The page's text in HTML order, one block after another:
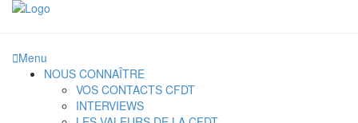
Menu
NOUS CONNAÎTRE
VOS CONTACTS CFDT
INTERVIEWS